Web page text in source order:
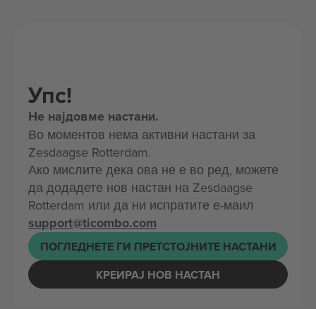
Упс!
Не најдовме настани.
Во моментов нема активни настани за
Zesdaagse Rotterdam.
Ако мислите дека ова не е во ред, можете
да додадете нов настан на Zesdaagse
Rotterdam или да ни испратите е-маил
support@ticombo.com
ПОГЛЕДНЕТЕ ГИ ПРЕТСТОЈНИТЕ НАСТАНИ
КРЕИРАЈ НОВ НАСТАН